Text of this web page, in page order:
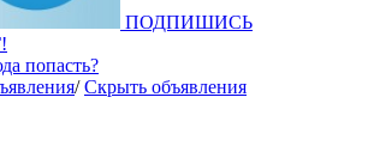
ПОДПИШИСЬ
попасть?
/Скрыть объявления